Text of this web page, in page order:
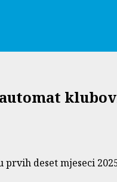
deset mjeseci